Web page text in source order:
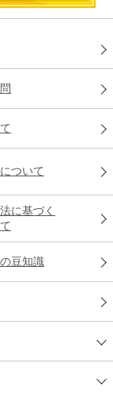
ついて
に基づく
豆知識